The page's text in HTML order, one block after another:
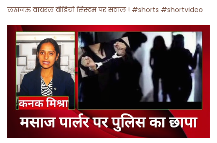
लखनऊ वायरल वीडियो सिस्टम पर सवाल ! #shorts #shortvideo